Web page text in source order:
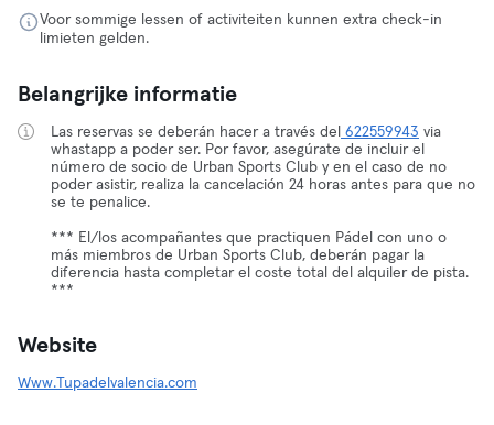
Voor sommige lessen of activiteiten kunnen extra check-in
limieten gelden.
Belangrijke informatie
Las reservas se deberán hacer a través del 622559943 via
whastapp a poder ser. Por favor, asegúrate de incluir el
número de socio de Urban Sports Club y en el caso de no
poder asistir, realiza la cancelación 24 horas antes para que no
se te penalice.
*** El/los acompañantes que practiquen Pádel con uno o
más miembros de Urban Sports Club, deberán pagar la
diferencia hasta completar el coste total del alquiler de pista.
***
Website
Www.Tupadelvalencia.com